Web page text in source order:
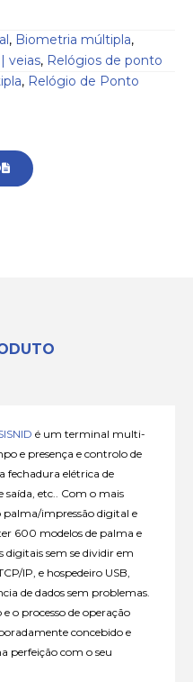
, Biometria múltipla,
veias, Relógios de ponto
, Relógio de Ponto
é um terminal multi-
e presença e controlo de
fechadura elétrica de
saída, etc.. Com o mais
palma/impressão digital e
600 modelos de palma e
digitais sem se dividir em
IP, e hospedeiro USB,
de dados sem problemas.
o processo de operação
concebido e
perfeição com o seu